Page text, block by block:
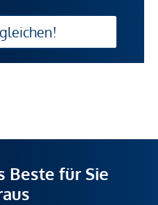
Beste für Sie